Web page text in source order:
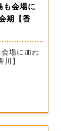
会場に
期【香
場に加わ
】